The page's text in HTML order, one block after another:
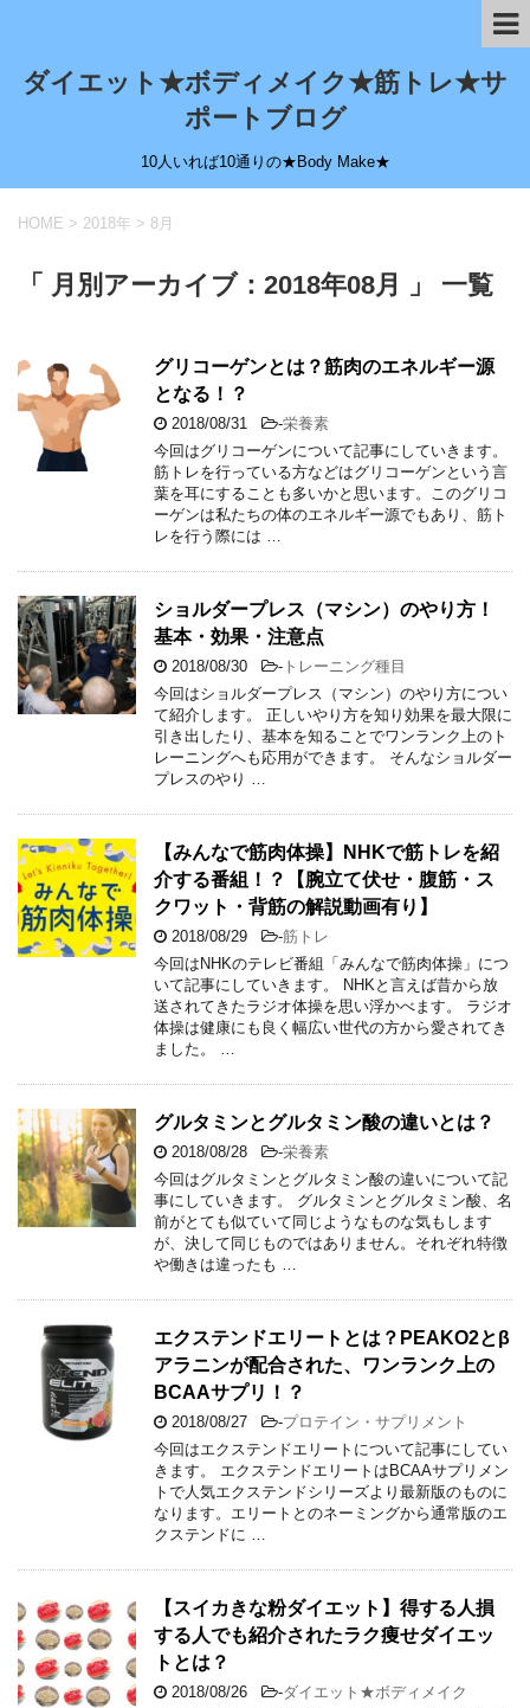
ダイエット★ボディメイク★筋トレ★サ
ポートブログ
10人いれば10通りの★Body Make★
HOME > 2018年 > 8月
「 月別アーカイブ：2018年08月 」 一覧
グリコーゲンとは？筋肉のエネルギー源
となる！？
2018/08/31 -栄養素
今回はグリコーゲンについて記事にしていきます。
筋トレを行っている方などはグリコーゲンという言
葉を耳にすることも多いかと思います。このグリコ
ーゲンは私たちの体のエネルギー源でもあり、筋ト
レを行う際には …
ショルダープレス（マシン）のやり方！
基本・効果・注意点
2018/08/30 - トレーニング種目
今回はショルダープレス（マシン）のやり方につい
て紹介します。 正しいやり方を知り効果を最大限に
引き出したり、基本を知ることでワンランク上のト
レーニングへも応用ができます。 そんなショルダー
プレスのやり …
【みんなで筋肉体操】NHKで筋トレを紹
介する番組！？【腕立て伏せ・腹筋・ス
クワット・背筋の解説動画有り】
2018/08/29 -筋トレ
今回はNHKのテレビ番組「みんなで筋肉体操」につ
いて記事にしていきます。 NHKと言えば昔から放
送されてきたラジオ体操を思い浮かべます。 ラジオ
体操は健康にも良く幅広い世代の方から愛されてき
ました。 …
グルタミンとグルタミン酸の違いとは？
2018/08/28 -栄養素
今回はグルタミンとグルタミン酸の違いについて記
事にしていきます。 グルタミンとグルタミン酸、名
前がとても似ていて同じようなものな気もします
が、決して同じものではありません。それぞれ特徴
や働きは違ったも …
エクステンドエリートとは？PEAKO2とβ
アラニンが配合された、ワンランク上の
BCAAサプリ！？
2018/08/27 -プロテイン・サプリメント
今回はエクステンドエリートについて記事にしてい
きます。 エクステンドエリートはBCAAサプリメン
トで人気エクステンドシリーズより最新版のものに
なります。エリートとのネーミングから通常版のエ
クステンドに …
【スイカきな粉ダイエット】得する人損
する人でも紹介されたラク痩せダイエッ
トとは？
2018/08/26 -ダイエット★ボディメイク